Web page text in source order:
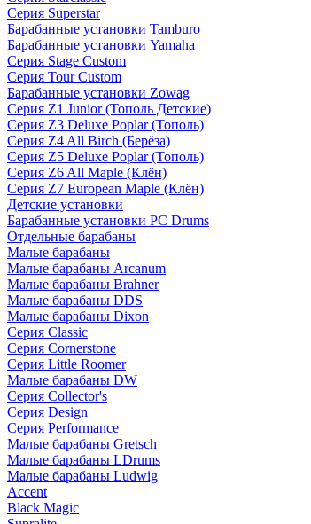
Серия Superstar
Барабанные установки Tamburo
Барабанные установки Yamaha
Серия Stage Custom
Серия Tour Custom
Барабанные установки Zowag
Серия Z1 Junior (Тополь Детские)
Серия Z3 Deluxe Poplar (Тополь)
Серия Z4 All Birch (Берёза)
Серия Z5 Deluxe Poplar (Тополь)
Серия Z6 All Maple (Клён)
Серия Z7 European Maple (Клён)
Детские установки
Барабанные установки PC Drums
Отдельные барабаны
Малые барабаны
Малые барабаны Arcanum
Малые барабаны Brahner
Малые барабаны DDS
Малые барабаны Dixon
Серия Classic
Серия Cornerstone
Серия Little Roomer
Малые барабаны DW
Серия Collector's
Серия Design
Серия Performance
Малые барабаны Gretsch
Малые барабаны LDrums
Малые барабаны Ludwig
Accent
Black Magic